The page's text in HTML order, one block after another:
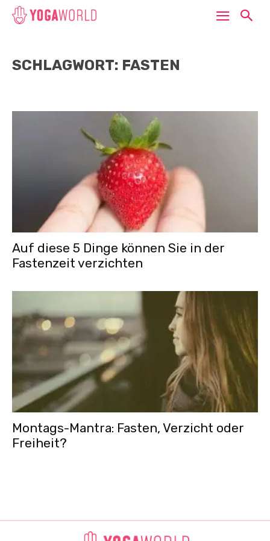
SCHLAGWORT: FASTEN
Auf diese 5 Dinge können Sie in der
Fastenzeit verzichten
Montags-Mantra: Fasten, Verzicht oder
Freiheit?